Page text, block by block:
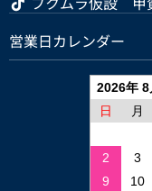
営業日カレンダー
2026年 8
日
月
2
3
9
10